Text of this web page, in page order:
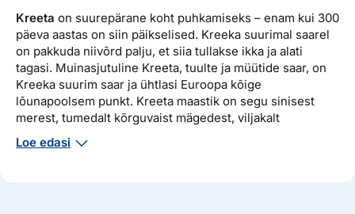
Reisikonsultandi teenus
Tule tööle
Uudised
Kreeta on suurepärane koht puhkamiseks – enam kui 300
päeva aastas on siin päikselised. Kreeka suurimal saarel
on pakkuda niivõrd palju, et siia tullakse ikka ja alati
tagasi. Muinasjutuline Kreeta, tuulte ja müütide saar, on
Kreeka suurim saar ja ühtlasi Euroopa kõige
lõunapoolsem punkt. Kreeta maastik on segu sinisest
merest, tumedalt kõrguvaist mägedest, viljakalt
rohelevatest tasandikest ja päikeses hiilgavaist lubjatud
majadest ja arvukatest kirikutest.
Loe edasi